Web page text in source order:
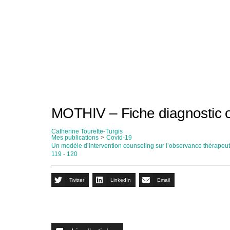
MOTHIV – Fiche diagnostic
Catherine Tourette-Turgis
Mes publications > Covid-19
Un modèle d’intervention counseling sur l’observance
119 - 120
Twitter LinkedIn Email